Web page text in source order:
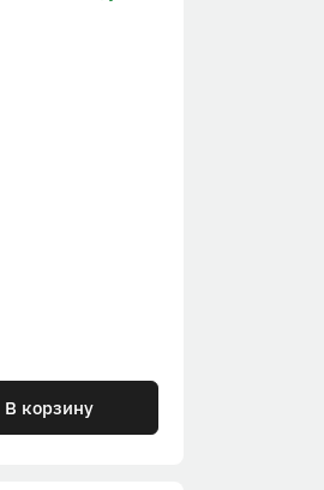
В корзину